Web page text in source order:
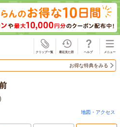
お得な特典をみる
)
地図・アクセス